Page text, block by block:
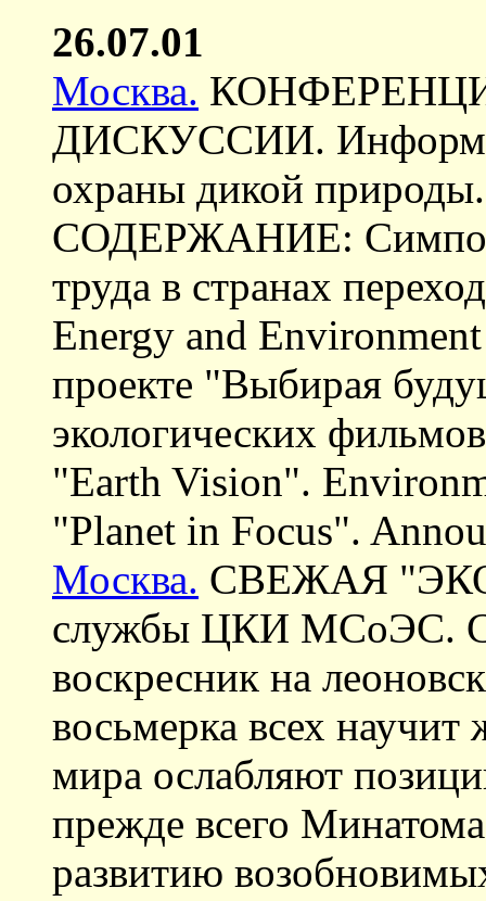
26.07.01
Москва.
ДИСКУССИИ.
охраны дикой
СОДЕРЖАНИЕ:
труда в странах
Energy and
проекте "Выбирая
экологических
"Earth Vision".
"Planet in Focus".
Москва. СВЕЖАЯ
службы ЦКИ МСоЭС.
воскресник на
восьмерка всех
мира ослабляют
прежде всего
развитию